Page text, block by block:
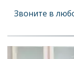
Звоните в